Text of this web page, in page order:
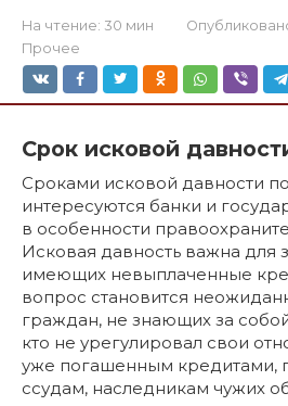
На чтение: 30 мин
Прочее
Срок исковой
Сроками исковой давности
интересуются банки и
в особенности
Исковая давность важна для
имеющих невыплаченные
вопрос становится
граждан, не знающих за
кто не урегулировал свои
уже погашенным кредитами,
ссудам, наследникам чужих